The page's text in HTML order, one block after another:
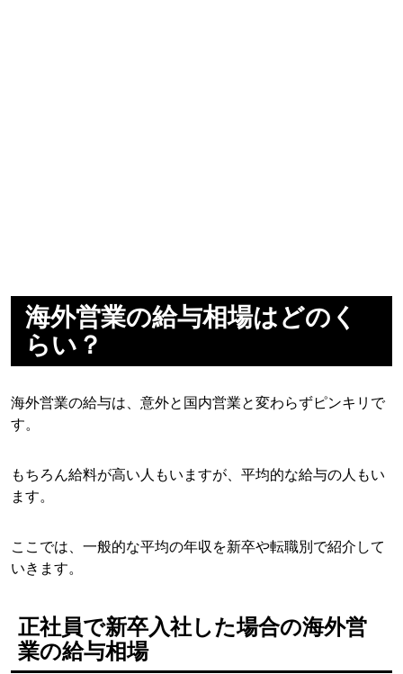
海外営業の給与相場はどのく
らい？
海外営業の給与は、意外と国内営業と変わらずピンキリで
す。
もちろん給料が高い人もいますが、平均的な給与の人もい
ます。
ここでは、一般的な平均の年収を新卒や転職別で紹介して
いきます。
正社員で新卒入社した場合の海外営
業の給与相場